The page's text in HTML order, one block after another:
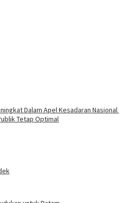
Dalam Apel Kesadaran Nasional
Tetap Optimal